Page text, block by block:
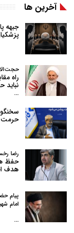
آخرین ها
جبهه
راه
نباید
…
حرمت
رضا
حفظ
هدف
پیام
امام
…